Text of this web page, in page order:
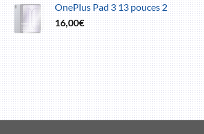
OnePlus Pad 3 13 pouces 2
16,00€